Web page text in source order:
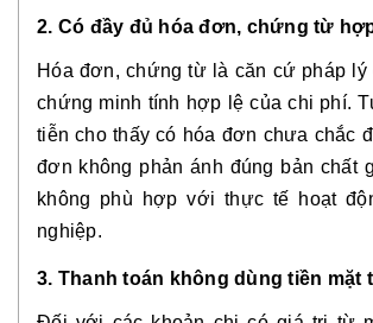
2. Có đầy đủ hóa đơn, chứng từ
Hóa đơn, chứng từ là căn cứ pháp lý
chứng minh tính hợp lệ của chi phí.
tiễn cho thấycó hóa đơn chưa chắc
đơn không phản ánh đúng bản chất
không phù hợp với thực tế hoạt
nghiệp.
3. Thanh toán không dùng tiền mặt